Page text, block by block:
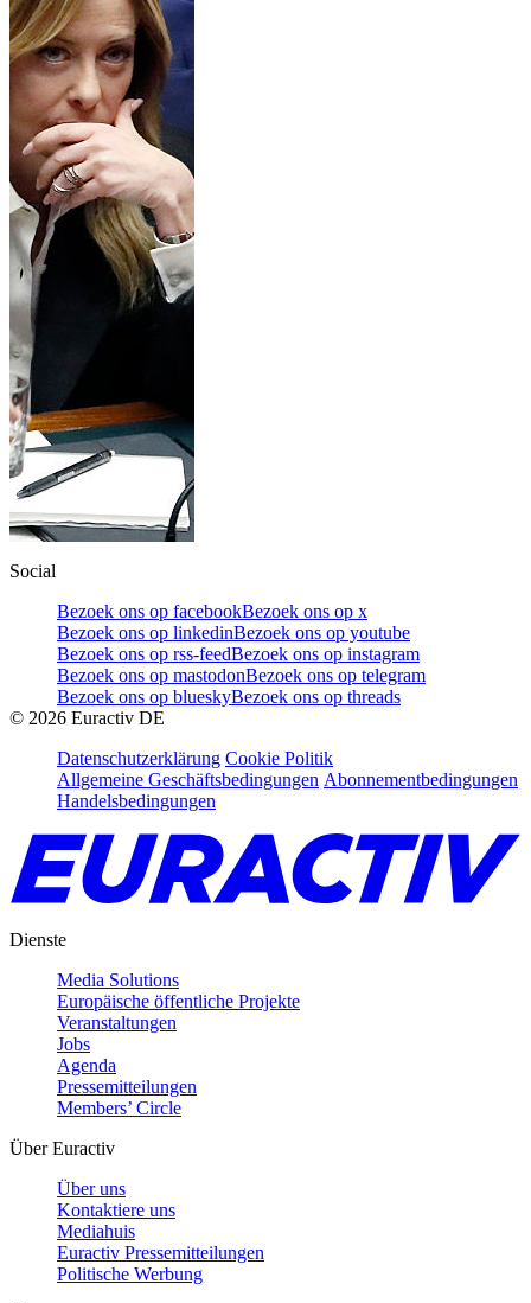
Social
Bezoek ons op facebookBezoek ons op x
Bezoek ons op linkedinBezoek ons op youtube
Bezoek ons op rss-feedBezoek ons op instagram
Bezoek ons op mastodonBezoek ons op telegram
Bezoek ons op blueskyBezoek ons op threads
© 2026 Euractiv DE
Datenschutzerklärung Cookie Politik
Allgemeine Geschäftsbedingungen Abonnementbedingungen
Handelsbedingungen
Dienste
Media Solutions
Europäische öffentliche Projekte
Veranstaltungen
Jobs
Agenda
Pressemitteilungen
Members’ Circle
Über Euractiv
Über uns
Kontaktiere uns
Mediahuis
Euractiv Pressemitteilungen
Politische Werbung